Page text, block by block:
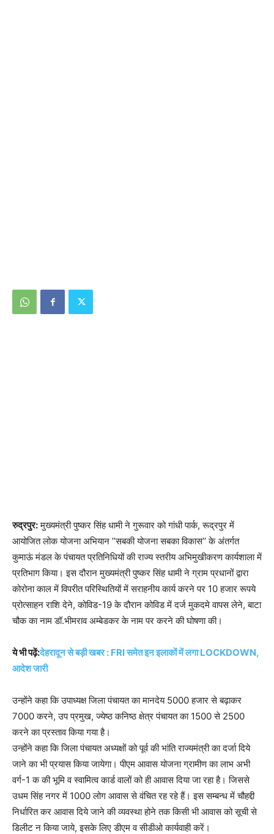
रुद्रपुर:मुख्यमंत्री पुष्कर सिंह धामी ने गुरूवार को गांधी पार्क, रूद्रपुर में
आयोजित लोक योजना अभियान ’’सबकी योजना सबका विकास’’ के अंतर्गत
कुमाऊं मंडल के पंचायत प्रतिनिधियों की राज्य स्तरीय अभिमुखीकरण कार्यशाला में
प्रतिभाग किया। इस दौरान मुख्यमंत्री पुष्कर सिंह धामी ने ग्राम प्रधानों द्वारा
कोरोना काल में विपरीत परिस्थितियों में सराहनीय कार्य करने पर 10 हजार रूपये
प्रोत्साहन राशि देने, कोविड-19 के दौरान कोविड में दर्ज मुकदमे वापस लेने, बाटा
चौक का नाम डॉ.भीमराव अम्बेडकर के नाम पर करने की घोषणा की।
ये भी पढ़ें:देहरादून से बड़ी खबर : FRI समेत इन इलाकों में लगा LOCKDOWN,
आदेश जारी
उन्होंने कहा कि उपाध्यक्ष जिला पंचायत का मानदेय 5000 हजार से बढ़ाकर
7000 करने, उप प्रमुख, ज्येष्ठ कनिष्ठ क्षेत्र पंचायत का 1500 से 2500
करने का प्रस्ताव किया गया है।
उन्होंने कहा कि जिला पंचायत अध्यक्षों को पूर्व की भांति राज्यमंत्री का दर्जा दिये
जाने का भी प्रयास किया जायेगा। पीएम आवास योजना ग्रामीण का लाभ अभी
वर्ग-1 क की भूमि व स्वामित्व कार्ड वालों को ही आवास दिया जा रहा है। जिससे
उधम सिंह नगर में 1000 लोग आवास से वंचित रह रहे हैं। इस सम्बन्ध में चौहद्दी
निर्धारित कर आवास दिये जाने की व्यवस्था होने तक किसी भी आवास को सूची से
डिलीट न किया जाये, इसके लिए डीएम व सीडीओ कार्यवाही करें।